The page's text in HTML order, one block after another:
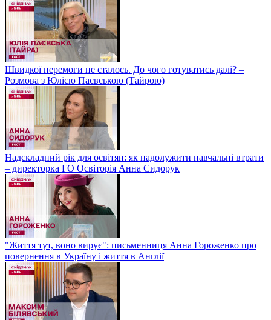
Швидкої перемоги не сталось. До чого готуватись далі? –
Розмова з Юлією Паєвською (Тайрою)
Надскладний рік для освітян: як надолужити навчальні втрати
– директорка ГО Освіторія Анна Сидорук
"Життя тут, воно вирує": письменниця Анна Гороженко про
повернення в Україну і життя в Англії